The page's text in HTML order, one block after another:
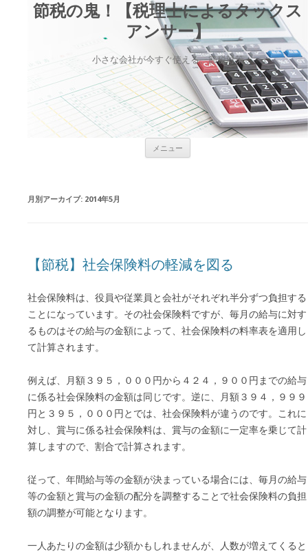
節税の鬼！【税理士によるタックス
アンサー】
小さな会社が今すぐ使える、節税対策
メニュー コンテンツへ移動
月別アーカイブ: 2014年5月
【節税】社会保険料の軽減を図る
社会保険料は、役員や従業員と会社がそれぞれ半分ずつ負担する
ことになっています。その社会保険料ですが、毎月の給与に対す
るものはその給与の金額によって、社会保険料の料率表を適用し
て計算されます。
例えば、月額３９５，０００円から４２４，９００円までの給与
に係る社会保険料の金額は同じです。逆に、月額３９４，９９９
円と３９５，０００円とでは、社会保険料が違うのです。これに
対し、賞与に係る社会保険料は、賞与の金額に一定率を乗じて計
算しますので、割合で計算されます。
従って、年間給与等の金額が決まっている場合には、毎月の給与
等の金額と賞与の金額の配分を調整することで社会保険料の負担
額の調整が可能となります。
一人あたりの金額は少額かもしれませんが、人数が増えてくると